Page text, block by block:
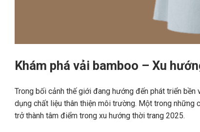
Khám phá vải bamboo – Xu
Trong bối cảnh thế giới đang hướng đến phát triển
dụng chất liệu thân thiện môi trường. Một trong những
trở thành tâm điểm trong xu hướng thời trang 2025.